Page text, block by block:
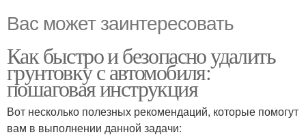
Вас может заинтересовать
Как быстро и безопасно удалить
грунтовку с автомобиля:
пошаговая инструкция
Вот несколько полезных рекомендаций, которые помогут
вам в выполнении данной задачи: